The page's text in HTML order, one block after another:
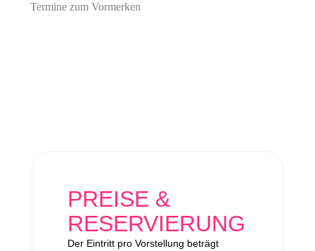
Termine zum Vormerken
PREISE &
RESERVIERUNG
Der Eintritt pro Vorstellung beträgt